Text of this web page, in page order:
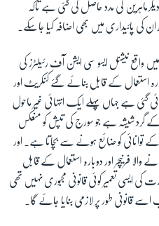
کی مدد حاصل کی گئی ہے تاکہ
کی پائیداری میں بھی اضافہ کیا جاسکے۔
نیشنل ایسو سی ایشن آف رئیلٹرز کی
استعمال کے قابل بنائے گئے کنکریٹ اور
ہے جہاں پہلے ایک انتہائی غیر ماحول
گرد شیشہ ہے جو سورج کی تپش کو منعکس
توانائی کو ضائع ہونے سے بچاتا ہے۔ اور
والا فرنیچر اور دوبارہ استعمال کے قابل
ایسی تعمیر کوئی قانونی مجبوری نہیں تھی
قانونی طور پر لازمی بنایا جائے گا۔